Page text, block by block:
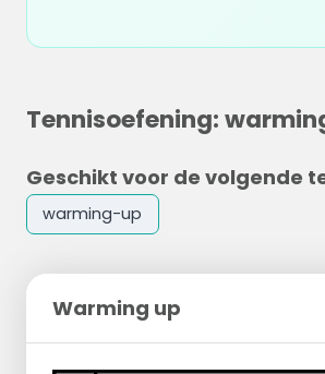
Tennisoefening:
Geschikt voor de volgende
warming-up
Warming up